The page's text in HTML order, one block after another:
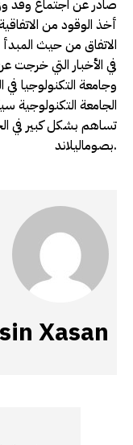
صادر عن اجتماع وفد
أخذ الوقود من
في الأخبار التي خرجت
وجامعة التكنولوجيا
الجامعة التكنولوجية
تساهم بشكل كبير في
بصوماليلاند.
Xasan